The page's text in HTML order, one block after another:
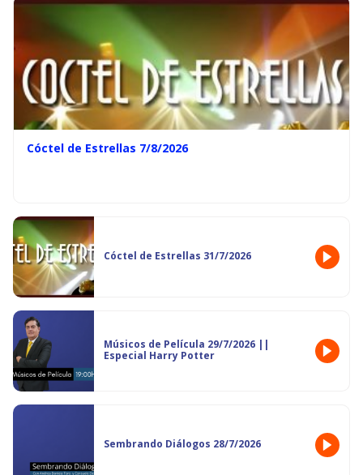
Cóctel de Estrellas 7/8/2026
Cóctel de Estrellas 31/7/2026
Músicos de Película 29/7/2026 ||
Especial Harry Potter
Sembrando Diálogos 28/7/2026